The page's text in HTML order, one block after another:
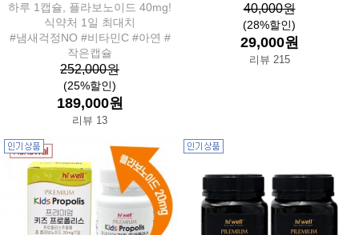
하루 1캡슐, 플라보노이드 40mg!
식약처 1일 최대치
#냄새걱정NO #비타민C #아연 #
작은캡슐
252,000원
(25%할인)
189,000원
리뷰 13
40,000원
(28%할인)
29,000원
리뷰 215